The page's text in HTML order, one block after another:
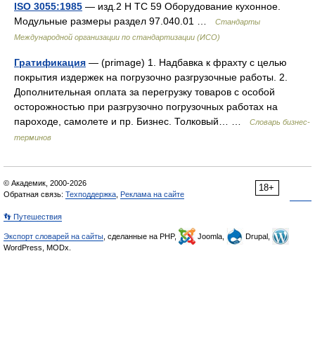
ISO 3055:1985 — изд.2 H TC 59 Оборудование кухонное.
Модульные размеры раздел 97.040.01 …
Стандарты
Международной организации по стандартизации (ИСО)
Гратификация — (primage) 1. Надбавка к фрахту с целью
покрытия издержек на погрузочно разгрузочные работы. 2.
Дополнительная оплата за перегрузку товаров с особой
осторожностью при разгрузочно погрузочных работах на
пароходе, самолете и пр. Бизнес. Толковый… …
Словарь бизнес-
терминов
18+
© Академик, 2000-2026
Обратная связь: Техподдержка Реклама на сайте
👣 Путешествия
Экспорт словарей на сайты , сделанные на PHP, Joomla,
Drupal,
WordPress, MODx.